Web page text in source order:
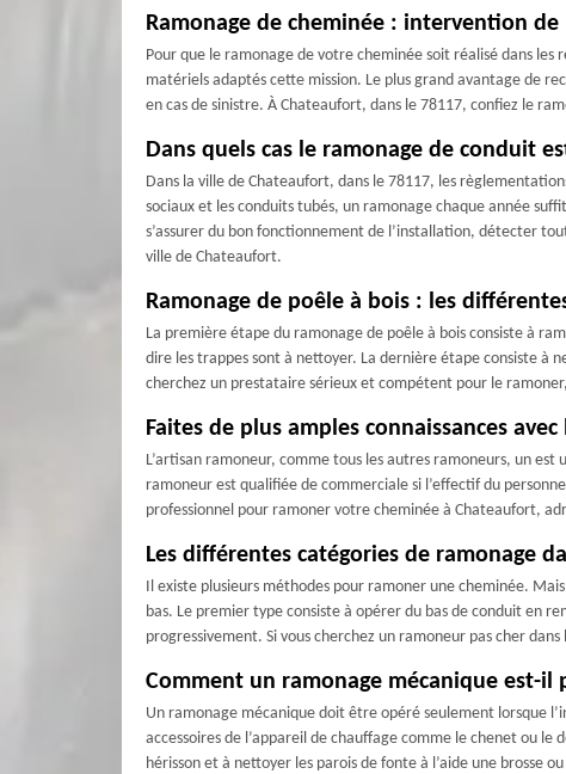
Ramonage de cheminée : intervention
Pour que le ramonage de votre cheminée soit réalisé dans les
matériels adaptés cette mission. Le plus grand avantage de
en cas de sinistre. À Chateaufort, dans le 78117, confiez le
Dans quels cas le ramonage de conduit
Dans la ville de Chateaufort, dans le 78117, les
sociaux et les conduits tubés, un ramonage chaque année
s’assurer du bon fonctionnement de l’installation, détecter
ville de Chateaufort.
Ramonage de poêle à bois : les
La première étape du ramonage de poêle à bois consiste à
dire les trappes sont à nettoyer. La dernière étape consiste à
cherchez un prestataire sérieux et compétent pour le
Faites de plus amples connaissances
L’artisan ramoneur, comme tous les autres ramoneurs, un
ramoneur est qualifiée de commerciale si l’effectif du
professionnel pour ramoner votre cheminée à Chateaufort,
Les différentes catégories de ramonage
Il existe plusieurs méthodes pour ramoner une cheminée.
bas. Le premier type consiste à opérer du bas de conduit en
progressivement. Si vous cherchez un ramoneur pas cher
Comment un ramonage mécanique est-il
Un ramonage mécanique doit être opéré seulement lorsque
accessoires de l’appareil de chauffage comme le chenet ou
hérisson et à nettoyer les parois de fonte à l’aide une brosse